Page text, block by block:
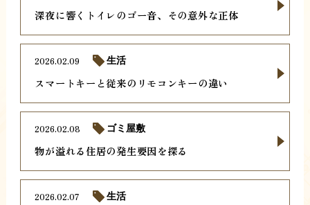
深夜に響くトイレのゴー音、その意外な正体
スマートキーと従来のリモコンキーの違い
2026.02.09 生活
物が溢れる住居の発生要因を探る
2026.02.08 ゴミ屋敷
2026.02.07 生活